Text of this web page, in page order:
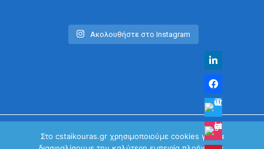
Ακολουθήστε στο Instagram
Στο cstaikouras.gr χρησιμοποιούμε cookies για να